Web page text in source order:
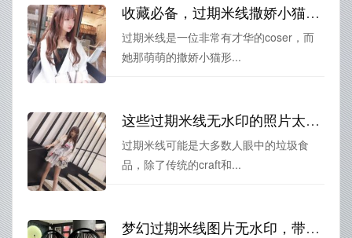
收藏必备，过期米线撒娇小猫图片的cos高清图包
过期米线是一位非常有才华的coser，而
她那萌萌的撒娇小猫形...
这些过期米线无水印的照片太美了，快来试试
过期米线可能是大多数人眼中的垃圾食
品，除了传统的craft和...
梦幻过期米线图片无水印，带你进入摄影艺术的世界